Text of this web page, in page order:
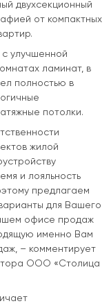
двухсекционный
от компактных
с улучшенной
ламинат, в
полностью в
потолки.
жилой
и лояльность
предлагаем
для Вашего
офисе продаж
именно Вам
– комментирует
ООО «Столица